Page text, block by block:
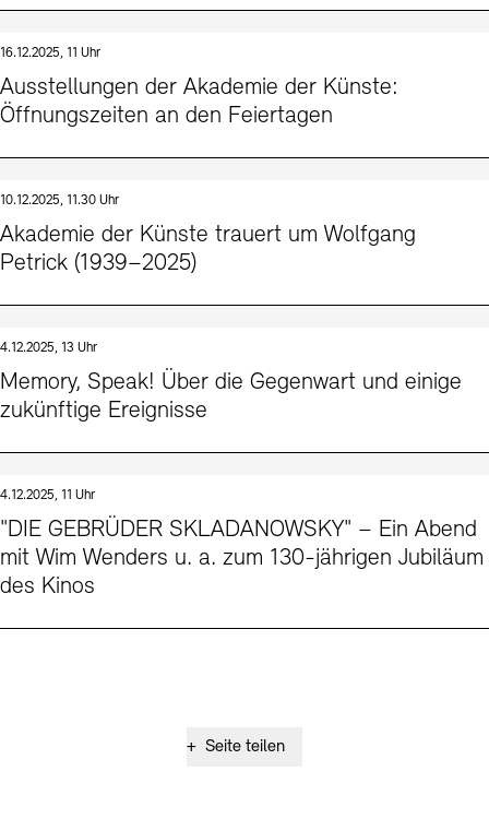
16.12.2025, 11 Uhr
Ausstellungen der Akademie der Künste:
Öffnungszeiten an den Feiertagen
10.12.2025, 11.30 Uhr
Akademie der Künste trauert um Wolfgang
Petrick (1939–2025)
4.12.2025, 13 Uhr
Memory, Speak! Über die Gegenwart und einige
zukünftige Ereignisse
4.12.2025, 11 Uhr
"DIE GEBRÜDER SKLADANOWSKY" – Ein Abend
mit Wim Wenders u. a. zum 130-jährigen Jubiläum
des Kinos
+ Seite teilen